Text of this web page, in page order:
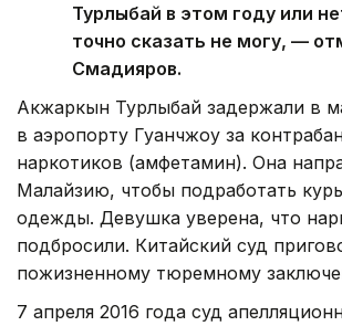
Турлыбай в этом году или
точно сказать не могу, —
Смадияров.
Акжаркын Турлыбай задержали в
в аэропорту Гуанчжоу за
наркотиков (амфетамин). Она
Малайзию, чтобы подработать
одежды. Девушка уверена, что
подбросили. Китайский суд
пожизненному тюремному
7 апреля 2016 года суд